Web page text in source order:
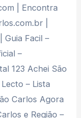
| Encontra
|
Guia Facil –
–
123 Achei São
– Lista
Carlos Agora
e Região –